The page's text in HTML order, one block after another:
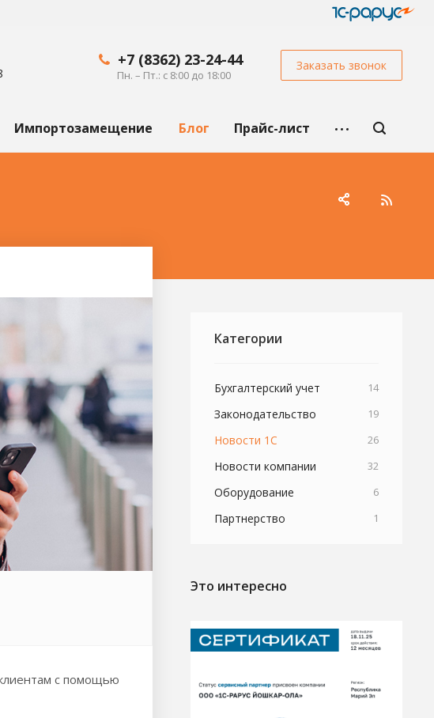
+7 (8362) 23-24-44
Пн. – Пт.: с 8:00 до 18:00
Заказать звонок
Импортозамещение Блог Прайс-лист
с помощью
Категории
Бухгалтерский учет 14
Законодательство 19
Новости 1С 26
Новости компании 32
Оборудование 6
Партнерство 1
Это интересно